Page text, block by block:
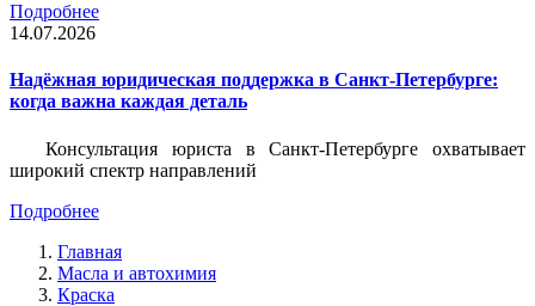
Подробнее
14.07.2026
Надёжная юридическая поддержка в Санкт-Петербурге:
когда важна каждая деталь
Консультация юриста в Санкт-Петербурге охватывает
широкий спектр направлений
Подробнее
Главная
Масла и автохимия
Краска